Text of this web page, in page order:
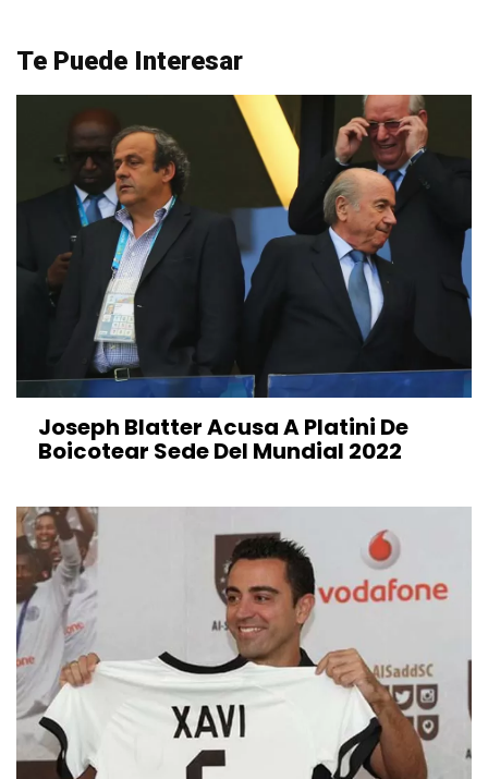
Te Puede Interesar
Joseph Blatter Acusa A Platini De
Boicotear Sede Del Mundial 2022